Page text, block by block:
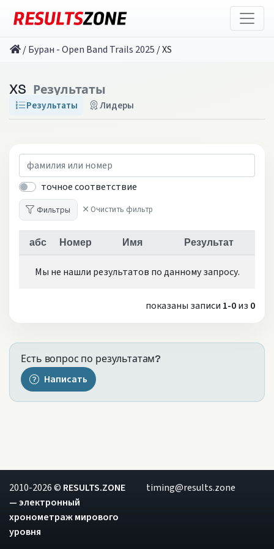
/Буран - Open Band Trails 2025 /XS
XS Результаты
Результаты Лидеры
точное соответствие
Фильтры Очистить фильтр
абс Номер Имя Результат
Мы не нашли результатов по данному запросу.
показаны записи 1-0из 0
Есть вопрос по результатам?
Написать
2010-2026 © RESULTS.ZONE
— электронный
хронометраж мирового
уровня
timing@results.zone